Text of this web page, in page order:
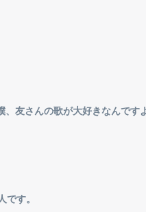
友さんの歌が大好きなんです
です。